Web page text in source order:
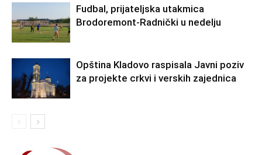
Fudbal, prijateljska utakmica
Brodoremont-Radnički u nedelju
Opština Kladovo raspisala Javni poziv
za projekte crkvi i verskih zajednica